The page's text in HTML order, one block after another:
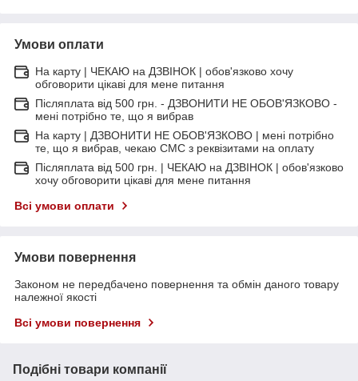
Умови оплати
На карту | ЧЕКАЮ на ДЗВІНОК | обов'язково хочу
обговорити цікаві для мене питання
Післяплата від 500 грн. - ДЗВОНИТИ НЕ ОБОВ'ЯЗКОВО -
мені потрібно те, що я вибрав
На карту | ДЗВОНИТИ НЕ ОБОВ'ЯЗКОВО | мені потрібно
те, що я вибрав, чекаю СМС з реквізитами на оплату
Післяплата від 500 грн. | ЧЕКАЮ на ДЗВІНОК | обов'язково
хочу обговорити цікаві для мене питання
Всі умови оплати
Умови повернення
Законом не передбачено повернення та обмін даного товару
належної якості
Всі умови повернення
Подібні товари компанії